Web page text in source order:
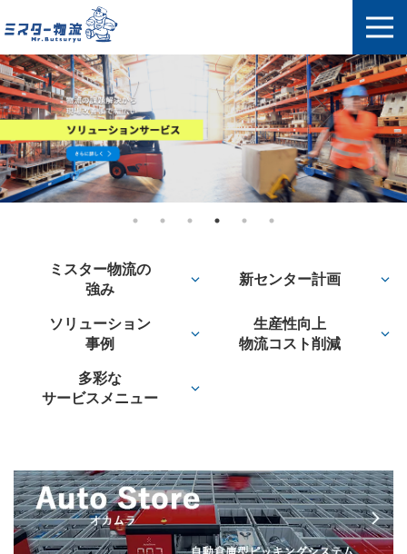
ミスター物流の
強み
新センター計画
ソリューション
事例
生産性向上
物流コスト削減
多彩な
サービスメニュー